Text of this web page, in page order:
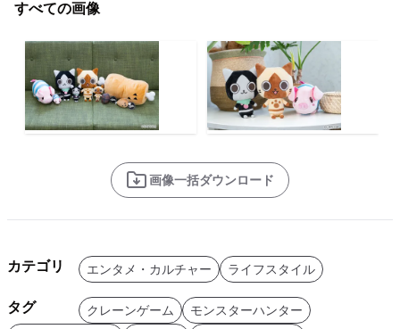
すべての画像
画像一括ダウンロード
カテゴリ エンタメ・カルチャー ライフスタイル
タグ クレーンゲーム
モンスターハンター